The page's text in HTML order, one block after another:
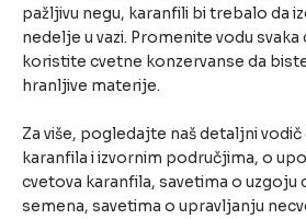
pažljivu negu, karanfili bi trebalo da
nedelje u vazi. Promenite vodu svaka
koristite cvetne konzervanse da
hranljive materije.
Za više, pogledajte naš detaljni
karanfila i izvornim područjima, o
cvetova karanfila, savetima o uzgoju
semena, savetima o upravljanju